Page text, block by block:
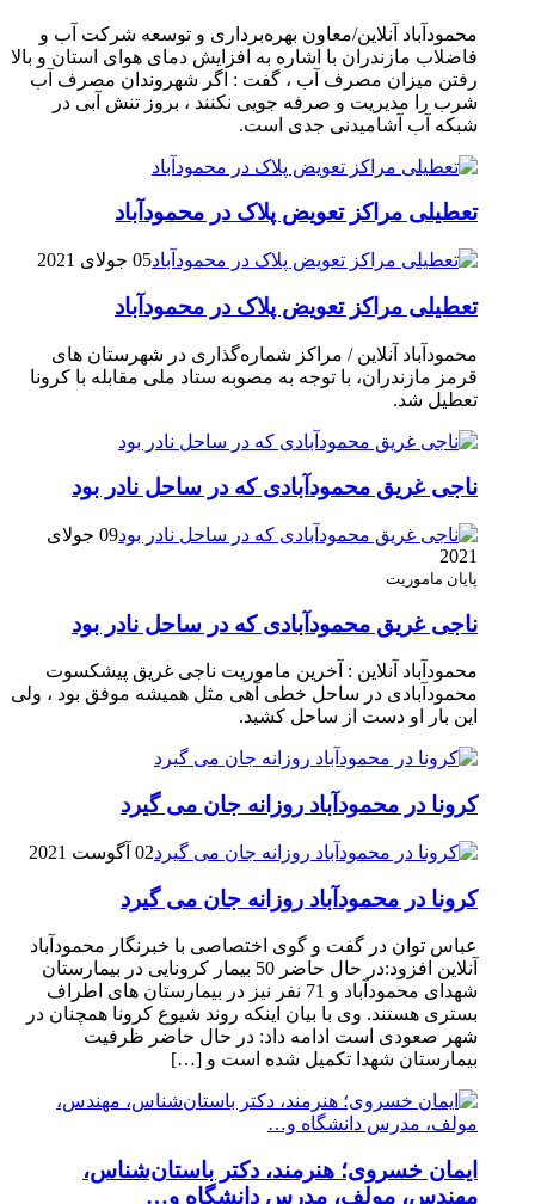
محمودآباد آنلاین/معاون بهره‌برداری و توسعه شرکت آب و
فاضلاب مازندران با اشاره به افزایش دمای هوای استان و بالا
رفتن میزان مصرف آب ، گفت : اگر شهروندان مصرف آب
شرب را مدیریت و صرفه جویی نکنند ، بروز تنش آبی در
شبکه آب آشامیدنی جدی است.
تعطیلی مراکز تعویض پلاک در محمودآباد
05 جولای 2021
تعطیلی مراکز تعویض پلاک در محمودآباد
محمودآباد آنلاین / مراکز شماره‌گذاری در شهر‌ستان های
قرمز مازندران، با توجه به مصوبه ستاد ملی مقابله با کرونا
تعطیل شد.
ناجی غریق محمودآبادی که در ساحل نادر بود
09 جولای
2021
پایان ماموریت
ناجی غریق محمودآبادی که در ساحل نادر بود
محمودآباد آنلاین : آخرین ماموریت ناجی غریق پیشکسوت
محمودآبادی در ساحل خطی آهی مثل همیشه موفق بود ، ولی
این بار او دست از ساحل کشید.
کرونا در محمودآباد روزانه جان می گیرد
02 آگوست 2021
کرونا در محمودآباد روزانه جان می گیرد
عباس توان در گفت و گوی اختصاصی با خبرنگار محمودآباد
آنلاین افزود:در حال حاضر 50 بیمار کرونایی در بیمارستان
شهدای محمودآباد و 71 نفر نیز در بیمارستان های اطراف
بستری هستند. وی با بیان اینکه روند شیوع کرونا همچنان در
شهر صعودی است ادامه داد: در حال حاضر ظرفیت
بیمارستان شهدا تکمیل شده است و […]
ایمان خسروی؛ هنرمند، دکتر باستان‌شناس،
مهندس، مولف، مدرس دانشگاه و…